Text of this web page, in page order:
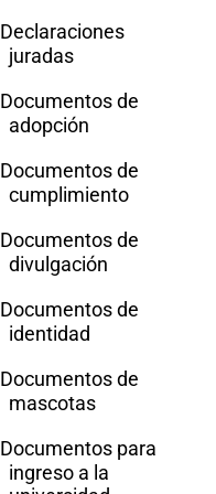
Declaraciones
juradas
Documentos de
adopción
Documentos de
cumplimiento
Documentos de
divulgación
Documentos de
identidad
Documentos de
mascotas
Documentos para
ingreso a la